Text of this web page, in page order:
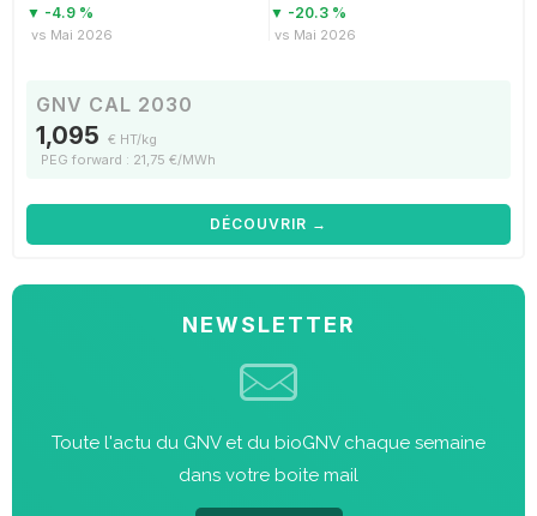
▼ -4.9 %
vs Mai 2026
▼ -20.3 %
vs Mai 2026
GNV CAL 2030
1,095 € HT/kg
PEG forward : 21,75 €/MWh
DÉCOUVRIR →
NEWSLETTER
Toute l'actu du GNV et du bioGNV chaque semaine
dans votre boite mail